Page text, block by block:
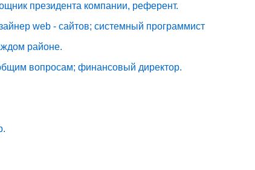
президента компании, референт.
web - сайтов; системный программист
районе.
вопросам; финансовый директор.